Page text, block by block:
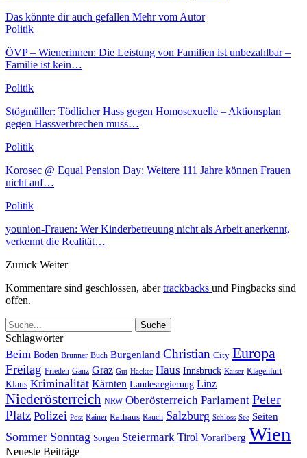
Das könnte dir auch gefallen Mehr vom Autor
Politik
ÖVP – Wienerinnen: Die Leistung von Familien ist unbezahlbar –
Familie ist kein…
Politik
Stögmüller: Tödlicher Hass gegen Homosexuelle – Aktionsplan
gegen Hassverbrechen muss…
Politik
Korosec @ Equal Pension Day: Weitere 111 Jahre können Frauen
nicht auf…
Politik
younion-Frauen: Wer Kinderbetreuung nicht als Arbeit anerkennt,
verkennt die Realität…
Zurück Weiter
Kommentare sind geschlossen, abertrackbacks und Pingbacks sind
offen.
Schlagwörter
Beim Boden Brunner Buch Burgenland Christian City Europa
Freitag Frieden Ganz Graz Gut Hacker Haus Innsbruck Kaiser Klagenfurt
Klaus Kriminalität Kärnten Landesregierung Linz
Niederösterreich NRW Oberösterreich Parlament Peter
Platz Polizei Post Rainer Rathaus Rauch Salzburg Schloss See Seiten
Sommer Sonntag Sorgen Steiermark Tirol Vorarlberg Wien
Neueste Beiträge